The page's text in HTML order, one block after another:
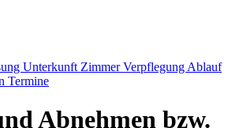
Unterkunft ZimmerVerpflegung Ablauf
Termine
Abnehmen bzw.